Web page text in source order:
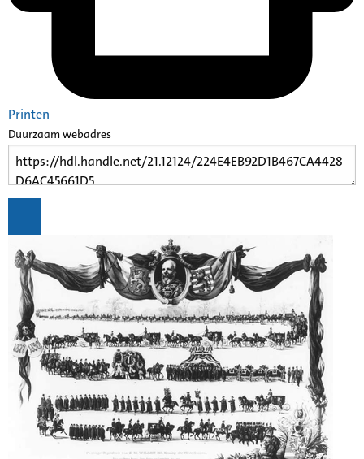
Printen
Duurzaam webadres